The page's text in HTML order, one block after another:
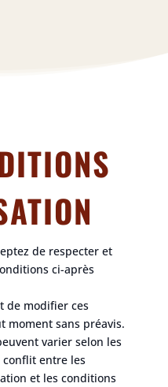
de respecter et
ci-après
de modifier ces
moment sans préavis.
varier selon les
conflit entre les
et les conditions